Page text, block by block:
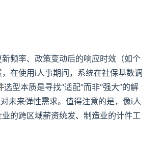
频率、政策变动后的响应时效（如个
在使用i人事期间，系统在社保基数调
选型本质是寻找“适配”而非“强大”的解
未来弹性需求。值得注意的是，像i人
的跨区域薪资统发、制造业的计件工